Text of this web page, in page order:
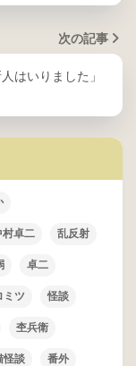
次の記事
はいりました」
村卓二 乱反射
卓二
ミツ 怪談
杢兵衛
怪談 番外